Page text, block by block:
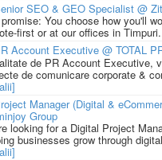
SEO & GEO Specialist @
You choose how you'll
first or at our offices in
Account Executive @ TOTAL
de PR Account Executive,
de comunicare corporate &
Manager (Digital &
Group
looking for a Digital Project
businesses grow through